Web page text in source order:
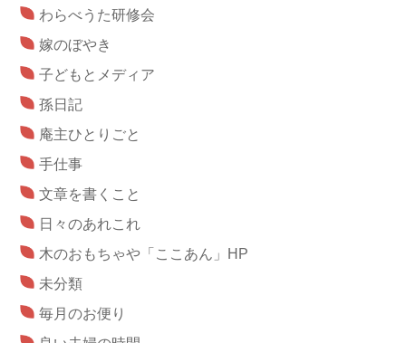
わらべうた研修会
嫁のぼやき
子どもとメディア
孫日記
庵主ひとりごと
手仕事
文章を書くこと
日々のあれこれ
木のおもちゃや「ここあん」HP
未分類
毎月のお便り